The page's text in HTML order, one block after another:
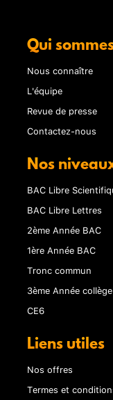
Qui
Nous connaître
L'équipe
Revue de presse
Contactez-nous
Nos
BAC Libre
BAC Libre Lettres
2ème Année BAC
1ère Année BAC
Tronc commun
3ème Année collège
CE6
Liens utiles
Nos offres
Termes et